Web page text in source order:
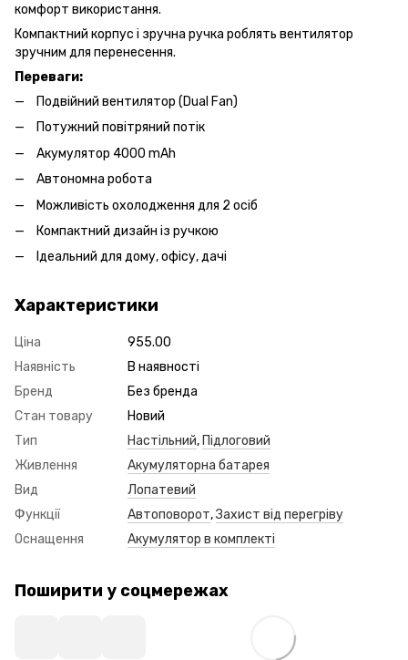
комфорт використання.
Компактний корпус і зручна ручка роблять вентилятор
зручним для перенесення.
Переваги:
Подвійний вентилятор (Dual Fan)
Потужний повітряний потік
Акумулятор 4000 mAh
Автономна робота
Можливість охолодження для 2 осіб
Компактний дизайн із ручкою
Ідеальний для дому, офісу, дачі
Характеристики
Ціна
955.00
Наявність
В наявності
Бренд
Без бренда
Стан товару
Новий
Тип
Настільний, Підлоговий
Живлення
Акумуляторна батарея
Вид
Лопатевий
Функції
Автоповорот,Захист від перегріву
Оснащення
Акумулятор в комплекті
Поширити у соцмережах